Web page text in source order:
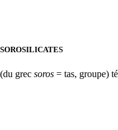
SOROSILICATES
(du grec soros = tas, groupe)